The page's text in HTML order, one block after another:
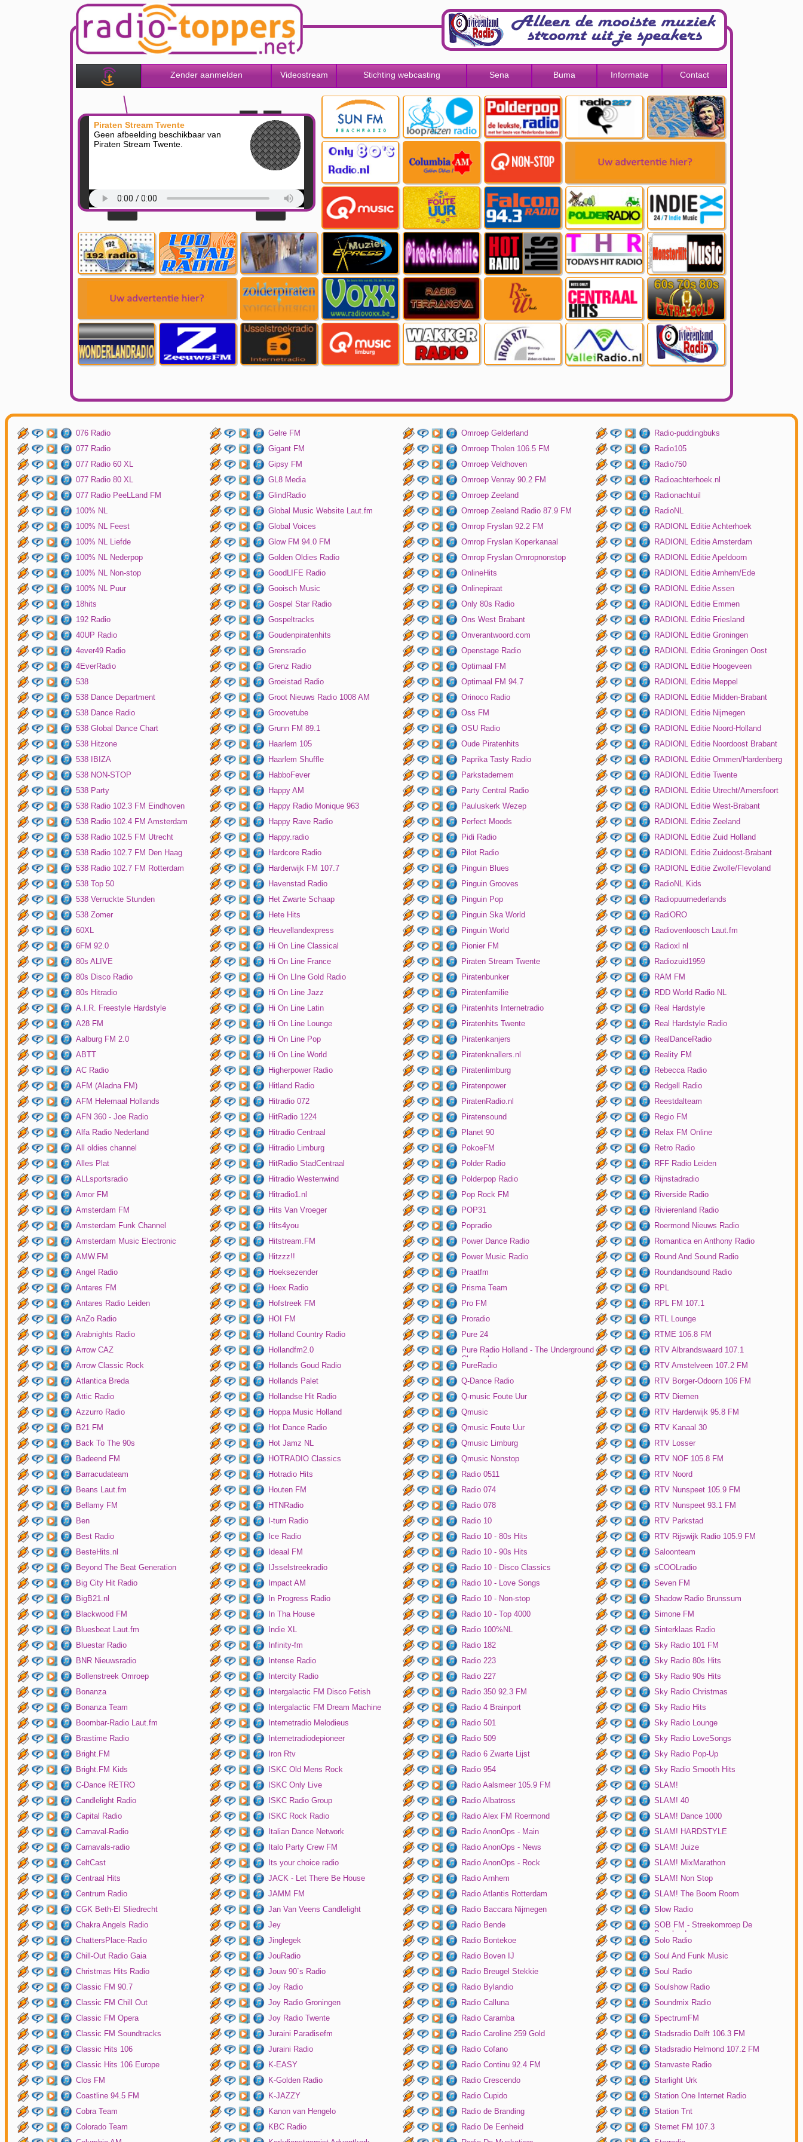
Zender aanmelden Videostream Stichting webcasting Sena Buma Informatie Contact
Piraten Stream Twente
Geen afbeelding beschikbaar van
Piraten Stream Twente.
076 Radio
077 Radio
077 Radio 60 XL
077 Radio 80 XL
077 Radio PeeLLand FM
100% NL
100% NL Feest
100% NL Liefde
100% NL Nederpop
100% NL Non-stop
100% NL Puur
18hits
192 Radio
40UP Radio
4ever49 Radio
4EverRadio
538
538 Dance Department
538 Dance Radio
538 Global Dance Chart
538 Hitzone
538 IBIZA
538 NON-STOP
538 Party
538 Radio 102.3 FM Eindhoven
538 Radio 102.4 FM Amsterdam
538 Radio 102.5 FM Utrecht
538 Radio 102.7 FM Den Haag
538 Radio 102.7 FM Rotterdam
538 Top 50
538 Verruckte Stunden
538 Zomer
60XL
6FM 92.0
80s ALIVE
80s Disco Radio
80s Hitradio
A.I.R. Freestyle Hardstyle
A28 FM
Aalburg FM 2.0
ABTT
AC Radio
AFM (Aladna FM)
AFM Helemaal Hollands
AFN 360 - Joe Radio
Alfa Radio Nederland
All oldies channel
Alles Plat
ALLsportsradio
Amor FM
Amsterdam FM
Amsterdam Funk Channel
Amsterdam Music Electronic
AMW.FM
Angel Radio
Antares FM
Antares Radio Leiden
AnZo Radio
Arabnights Radio
Arrow CAZ
Arrow Classic Rock
Atlantica Breda
Attic Radio
Azzurro Radio
B21 FM
Back To The 90s
Badeend FM
Barracudateam
Beans Laut.fm
Bellamy FM
Ben
Best Radio
BesteHits.nl
Beyond The Beat Generation
Big City Hit Radio
BigB21.nl
Blackwood FM
Bluesbeat Laut.fm
Bluestar Radio
BNR Nieuwsradio
Bollenstreek Omroep
Bonanza
Bonanza Team
Boombar-Radio Laut.fm
Brastime Radio
Bright.FM
Bright.FM Kids
C-Dance RETRO
Candlelight Radio
Capital Radio
Carnaval-Radio
Carnavals-radio
CeltCast
Centraal Hits
Centrum Radio
CGK Beth-El Sliedrecht
Chakra Angels Radio
ChattersPlace-Radio
Chill-Out Radio Gaia
Christmas Hits Radio
Classic FM 90.7
Classic FM Chill Out
Classic FM Opera
Classic FM Soundtracks
Classic Hits 106
Classic Hits 106 Europe
Clos FM
Coastline 94.5 FM
Cobra Team
Colorado Team
Gelre FM
Gigant FM
Gipsy FM
GL8 Media
GlindRadio
Global Music Website Laut.fm
Global Voices
Glow FM 94.0 FM
Golden Oldies Radio
GoodLIFE Radio
Gooisch Music
Gospel Star Radio
Gospeltracks
Goudenpiratenhits
Grensradio
Grenz Radio
Groeistad Radio
Groot Nieuws Radio 1008 AM
Groovetube
Grunn FM 89.1
Haarlem 105
Haarlem Shuffle
HabboFever
Happy AM
Happy Radio Monique 963
Happy Rave Radio
Happy.radio
Hardcore Radio
Harderwijk FM 107.7
Havenstad Radio
Het Zwarte Schaap
Hete Hits
Heuvellandexpress
Hi On Line Classical
Hi On Line France
Hi On LIne Gold Radio
Hi On Line Jazz
Hi On Line Latin
Hi On Line Lounge
Hi On Line Pop
Hi On Line World
Higherpower Radio
Hitland Radio
Hitradio 072
HitRadio 1224
Hitradio Centraal
Hitradio Limburg
HitRadio StadCentraal
Hitradio Westenwind
Hitradio1.nl
Hits Van Vroeger
Hits4you
Hitstream.FM
Hitzzz!!
Hoeksezender
Hoex Radio
Hofstreek FM
HOI FM
Holland Country Radio
Hollandfm2.0
Hollands Goud Radio
Hollands Palet
Hollandse Hit Radio
Hoppa Music Holland
Hot Dance Radio
Hot Jamz NL
HOTRADIO Classics
Hotradio Hits
Houten FM
HTNRadio
I-turn Radio
Ice Radio
Ideaal FM
IJsselstreekradio
Impact AM
In Progress Radio
In Tha House
Indie XL
Infinity-fm
Intense Radio
Intercity Radio
Intergalactic FM Disco Fetish
Intergalactic FM Dream Machine
Internetradio Melodieus
Internetradiodepioneer
Iron Rtv
ISKC Old Mens Rock
ISKC Only Live
ISKC Radio Group
ISKC Rock Radio
Italian Dance Network
Italo Party Crew FM
Its your choice radio
JACK - Let There Be House
JAMM FM
Jan Van Veens Candlelight
Jey
Jinglegek
JouRadio
Jouw 90`s Radio
Joy Radio
Joy Radio Groningen
Joy Radio Twente
Juraini Paradisefm
Juraini Radio
K-EASY
K-Golden Radio
K-JAZZY
Kanon van Hengelo
KBC Radio
Omroep Gelderland
Omroep Tholen 106.5 FM
Omroep Veldhoven
Omroep Venray 90.2 FM
Omroep Zeeland
Omroep Zeeland Radio 87.9 FM
Omrop Fryslan 92.2 FM
Omrop Fryslan Koperkanaal
Omrop Fryslan Omropnonstop
OnlineHits
Onlinepiraat
Only 80s Radio
Ons West Brabant
Onverantwoord.com
Openstage Radio
Optimaal FM
Optimaal FM 94.7
Orinoco Radio
Oss FM
OSU Radio
Oude Piratenhits
Paprika Tasty Radio
Parkstadernem
Party Central Radio
Pauluskerk Wezep
Perfect Moods
Pidi Radio
Pilot Radio
Pinguin Blues
Pinguin Grooves
Pinguin Pop
Pinguin Ska World
Pinguin World
Pionier FM
Piraten Stream Twente
Piratenbunker
Piratenfamilie
Piratenhits Internetradio
Piratenhits Twente
Piratenkanjers
Piratenknallers.nl
Piratenlimburg
Piratenpower
PiratenRadio.nl
Piratensound
Planet 90
PokoeFM
Polder Radio
Polderpop Radio
Pop Rock FM
POP31
Popradio
Power Dance Radio
Power Music Radio
Praatfm
Prisma Team
Pro FM
Proradio
Pure 24
Pure Radio Holland - The Underground
Channel
PureRadio
Q-Dance Radio
Q-music Foute Uur
Qmusic
Qmusic Foute Uur
Qmusic Limburg
Qmusic Nonstop
Radio 0511
Radio 074
Radio 078
Radio 10
Radio 10 - 80s Hits
Radio 10 - 90s Hits
Radio 10 - Disco Classics
Radio 10 - Love Songs
Radio 10 - Non-stop
Radio 10 - Top 4000
Radio 100%NL
Radio 182
Radio 223
Radio 227
Radio 350 92.3 FM
Radio 4 Brainport
Radio 501
Radio 509
Radio 6 Zwarte Lijst
Radio 954
Radio Aalsmeer 105.9 FM
Radio Albatross
Radio Alex FM Roermond
Radio AnonOps - Main
Radio AnonOps - News
Radio AnonOps - Rock
Radio Arnhem
Radio Atlantis Rotterdam
Radio Baccara Nijmegen
Radio Bende
Radio Bontekoe
Radio Boven IJ
Radio Breugel Stekkie
Radio Bylandio
Radio Calluna
Radio Caramba
Radio Caroline 259 Gold
Radio Cofano
Radio Continu 92.4 FM
Radio Crescendo
Radio Cupido
Radio de Branding
Radio De Eenheid
Radio-puddingbuks
Radio105
Radio750
Radioachterhoek.nl
Radionachtuil
RadioNL
RADIONL Editie Achterhoek
RADIONL Editie Amsterdam
RADIONL Editie Apeldoorn
RADIONL Editie Arnhem/Ede
RADIONL Editie Assen
RADIONL Editie Emmen
RADIONL Editie Friesland
RADIONL Editie Groningen
RADIONL Editie Groningen Oost
RADIONL Editie Hoogeveen
RADIONL Editie Meppel
RADIONL Editie Midden-Brabant
RADIONL Editie Nijmegen
RADIONL Editie Noord-Holland
RADIONL Editie Noordoost Brabant
RADIONL Editie Ommen/Hardenberg
RADIONL Editie Twente
RADIONL Editie Utrecht/Amersfoort
RADIONL Editie West-Brabant
RADIONL Editie Zeeland
RADIONL Editie Zuid Holland
RADIONL Editie Zuidoost-Brabant
RADIONL Editie Zwolle/Flevoland
RadioNL Kids
Radiopuurnederlands
RadiORO
Radiovenloosch Laut.fm
Radioxl nl
Radiozuid1959
RAM FM
RDD World Radio NL
Real Hardstyle
Real Hardstyle Radio
RealDanceRadio
Reality FM
Rebecca Radio
Redgell Radio
Reestdalteam
Regio FM
Relax FM Online
Retro Radio
RFF Radio Leiden
Rijnstadradio
Riverside Radio
Rivierenland Radio
Roermond Nieuws Radio
Romantica en Anthony Radio
Round And Sound Radio
Roundandsound Radio
RPL
RPL FM 107.1
RTL Lounge
RTME 106.8 FM
RTV Albrandswaard 107.1
RTV Amstelveen 107.2 FM
RTV Borger-Odoorn 106 FM
RTV Diemen
RTV Harderwijk 95.8 FM
RTV Kanaal 30
RTV Losser
RTV NOF 105.8 FM
RTV Noord
RTV Nunspeet 105.9 FM
RTV Nunspeet 93.1 FM
RTV Parkstad
RTV Rijswijk Radio 105.9 FM
Saloonteam
sCOOLradio
Seven FM
Shadow Radio Brunssum
Simone FM
Sinterklaas Radio
Sky Radio 101 FM
Sky Radio 80s Hits
Sky Radio 90s Hits
Sky Radio Christmas
Sky Radio Hits
Sky Radio Lounge
Sky Radio LoveSongs
Sky Radio Pop-Up
Sky Radio Smooth Hits
SLAM!
SLAM! 40
SLAM! Dance 1000
SLAM! HARDSTYLE
SLAM! Juize
SLAM! MixMarathon
SLAM! Non Stop
SLAM! The Boom Room
Slow Radio
SOB FM - Streekomroep De
Bevelanden
Solo Radio
Soul And Funk Music
Soul Radio
Soulshow Radio
Soundmix Radio
SpectrumFM
Stadsradio Delft 106.3 FM
Stadsradio Helmond 107.2 FM
Stanvaste Radio
Starlight Urk
Station One Internet Radio
Station Tnt
Sternet FM 107.3